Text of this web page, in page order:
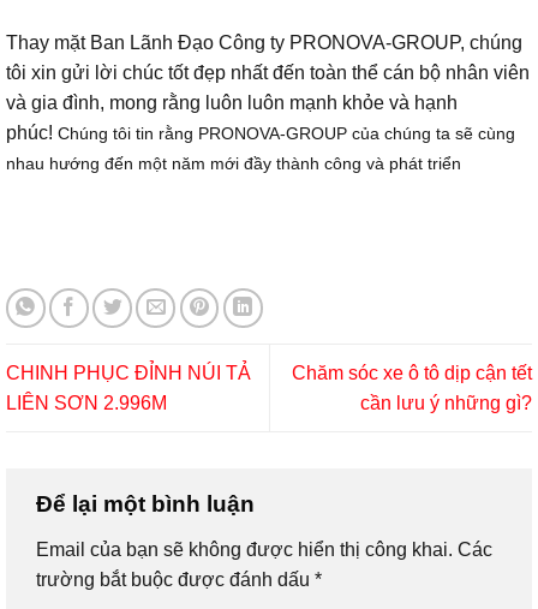
Thay mặt Ban Lãnh Đạo Công ty PRONOVA-GROUP, chúng
tôi xin gửi lời chúc tốt đẹp nhất đến toàn thể cán bộ nhân viên
và gia đình, mong rằng luôn luôn mạnh khỏe và hạnh
phúc! Chúng tôi tin rằng PRONOVA-GROUP của chúng ta sẽ cùng
nhau hướng đến một năm mới đầy thành công và phát triển
CHINH PHỤC ĐỈNH NÚI TẢ
LIÊN SƠN 2.996M
Chăm sóc xe ô tô dịp cận tết
cần lưu ý những gì?
Để lại một bình luận
Email của bạn sẽ không được hiển thị công khai. Các
trường bắt buộc được đánh dấu *